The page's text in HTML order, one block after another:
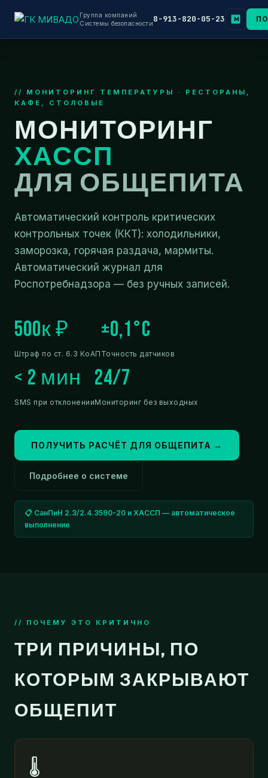
Группа компаний
Системы безопасности8-913-820-05-23
// МОНИТОРИНГ ТЕМПЕРАТУРЫ · РЕСТОРАНЫ,
КАФЕ, СТОЛОВЫЕ
МОНИТОРИНГ
ХАССП
ДЛЯ ОБЩЕПИТА
Автоматический контроль критических
контрольных точек (ККТ): холодильники,
заморозка, горячая раздача, мармиты.
Автоматический журнал для
Роспотребнадзора — без ручных записей.
500к ₽
Штраф по ст. 6.3 КоАП
±0,1°C
Точность датчиков
< 2 мин
SMS при отклонении
24/7
Мониторинг без выходных
ПОЛУЧИТЬ РАСЧЁТ ДЛЯ ОБЩЕПИТА →
Подробнее о системе
📋 СанПиН 2.3/2.4.3590-20 и ХАССП — автоматическое
выполнение
// ПОЧЕМУ ЭТО КРИТИЧНО
ТРИ ПРИЧИНЫ, ПО
КОТОРЫМ ЗАКРЫВАЮТ
ОБЩЕПИТ
🌡️